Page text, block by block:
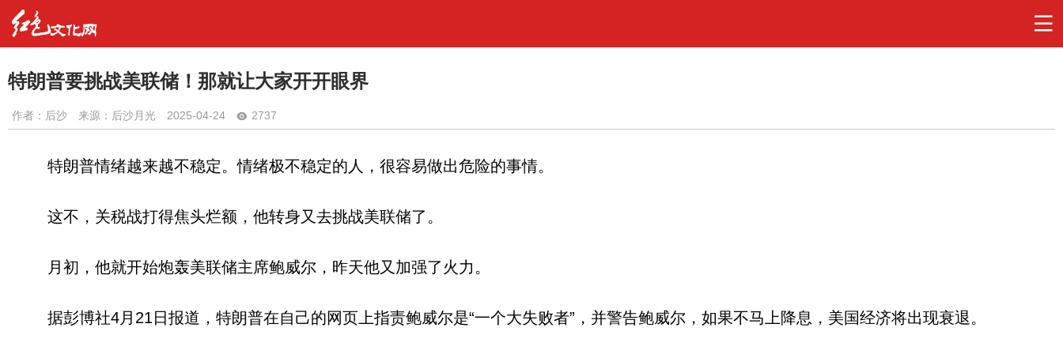
特朗普要挑战美联储！那就让大家开开眼界
作者： 后沙 来源：后沙月光 2025-04-24 2737
特朗普情绪越来越不稳定。情绪极不稳定的人，很容易做出危险的事情。
这不，关税战打得焦头烂额，他转身又去挑战美联储了。
月初，他就开始炮轰美联储主席鲍威尔，昨天他又加强了火力。
据彭博社4月21日报道，特朗普在自己的网页上指责鲍威尔是“一个大失败者”，并警告鲍威尔，如果不马上降息，美国经济将出现衰退。